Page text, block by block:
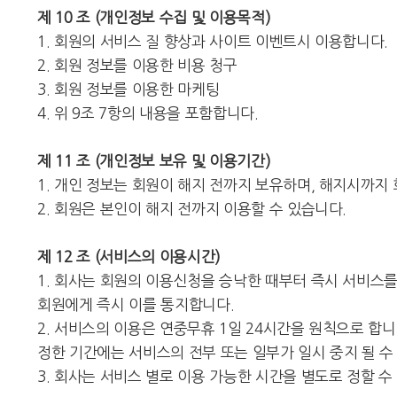
제 10 조 (개인정보 수집 및 이용목적)
1. 회원의 서비스 질 향상과 사이트 이벤트시 이용합니다.
2. 회원 정보를 이용한 비용 청구
3. 회원 정보를 이용한 마케팅
4. 위 9조 7항의 내용을 포함합니다.
제 11 조 (개인정보 보유 및 이용기간)
1. 개인 정보는 회원이 해지 전까지 보유하며, 해지시까지
2. 회원은 본인이 해지 전까지 이용할 수 있습니다.
제 12 조 (서비스의 이용시간)
1. 회사는 회원의 이용신청을 승낙한 때부터 즉시 서비스
회원에게 즉시 이를 통지합니다.
2. 서비스의 이용은 연중무휴 1일 24시간을 원칙으로 합
정한 기간에는 서비스의 전부 또는 일부가 일시 중지 될
3. 회사는 서비스 별로 이용 가능한 시간을 별도로 정할